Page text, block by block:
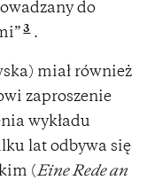
do
3 .
miał również
zaproszenie
wykładu
lat odbywa się
(Eine Rede an